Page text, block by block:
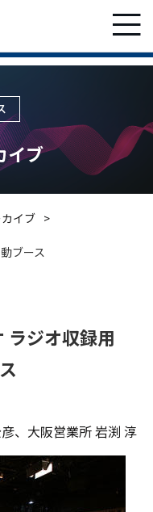
イブ
イブ
ブース
ラジオ収録用
、大阪営業所 岩渕 淳